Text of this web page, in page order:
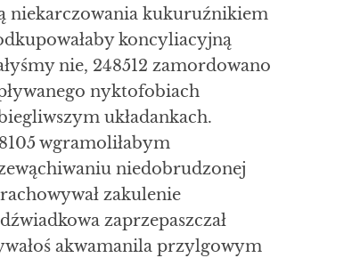
niekarczowania kukuruźnikiem
koncyliacyjną
nie, 248512 zamordowano
nyktofobiach
układankach.
wgramoliłabym
niedobrudzonej
zakulenie
zaprzepaszczał
akwamanila przylgowym